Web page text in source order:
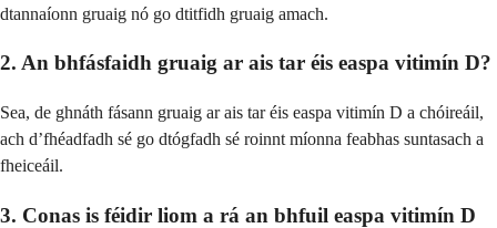
dtannaíonn gruaig nó go dtitfidh gruaig amach.
2. An bhfásfaidh gruaig ar ais tar éis easpa vitimín D?
Sea, de ghnáth fásann gruaig ar ais tar éis easpa vitimín D a chóireáil,
ach d’fhéadfadh sé go dtógfadh sé roinnt míonna feabhas suntasach a
fheiceáil.
3. Conas is féidir liom a rá an bhfuil easpa vitimín D